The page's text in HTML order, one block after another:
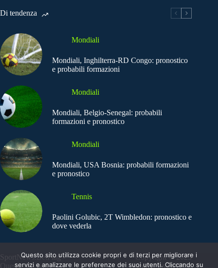
Di tendenza
Mondiali
Mondiali, Inghilterra-RD Congo: pronostico
e probabili formazioni
Mondiali
Mondiali, Belgio-Senegal: probabili
formazioni e pronostico
Mondiali
Mondiali, USA Bosnia: probabili formazioni
e pronostico
Tennis
Paolini Golubic, 2T Wimbledon: pronostico e
dove vederla
SportNews.BetFlag -
Questo sito non
Copyright © 2025
SportNews BetFlag
Questo sito utilizza cookie propri e di terzi per migliorare i
servizi e analizzare le preferenze dei suoi utenti. Cliccando su